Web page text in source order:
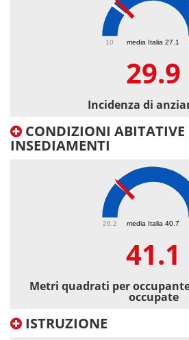
media Italia 27.1
10
29.9
Incidenza di
CONDIZIONI ABITATIVE
INSEDIAMENTI
media Italia 40.7
26.2
41.1
Metri quadrati per
occupate
ISTRUZIONE